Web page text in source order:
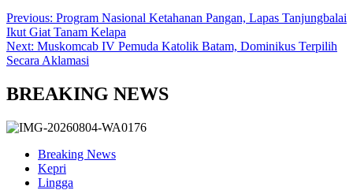
Previous: Program Nasional Ketahanan Pangan, Lapas Tanjungbalai
Ikut Giat Tanam Kelapa
Next: Muskomcab IV Pemuda Katolik Batam, Dominikus Terpilih
Secara Aklamasi
BREAKING NEWS
Breaking News
Kepri
Lingga